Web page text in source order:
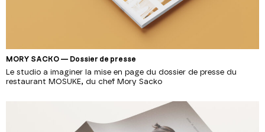
MORY SACKO — Dossier de presse
Le studio a imaginer la mise en page du dossier de presse du
restaurant MOSUKE, du chef Mory Sacko